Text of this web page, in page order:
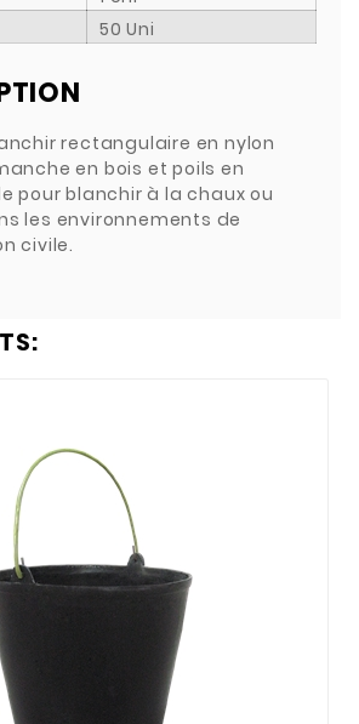
50 Uni
rectangulaire en nylon
en bois et poils en
pour blanchir à la chaux ou
les environnements de
civile.